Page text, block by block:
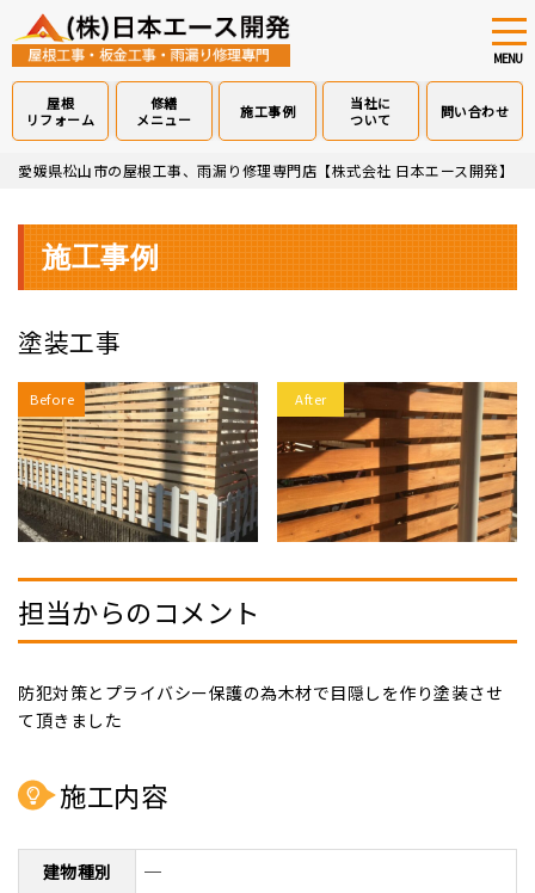
Skip
content
MENU
屋根
リフォーム
修繕
メニュー
施工事例
当社に
ついて
問い合わせ
愛媛県松山市の屋根工事、雨漏り修理専門店【株式会社 日本エース開発】
施工事例
塗装工事
Before After
担当からのコメント
防犯対策とプライバシー保護の為木材で目隠しを作り塗装させ
て頂きました
施工内容
建物種別
─